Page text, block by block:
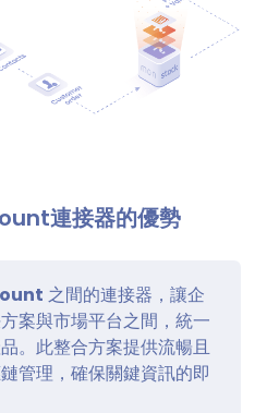
連接器的優勢
之間的連接器，讓企
案與市場平台之間，統一
。此整合方案提供流暢且
管理，確保關鍵資訊的即